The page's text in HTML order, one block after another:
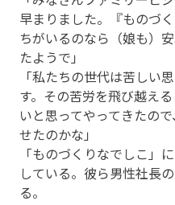
早まりました。『ものづ
ちがいるのなら（娘も）
たようで」
「私たちの世代は苦しい
す。その苦労を飛び越え
いと思ってやってきたの
せたのかな」
「ものづくりなでしこ」
している。彼ら男性社長
る。